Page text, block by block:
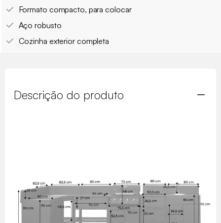
Formato compacto, para colocar
Aço robusto
Cozinha exterior completa
Descrição do produto